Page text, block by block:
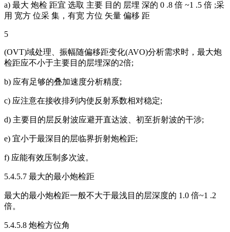
a) 最大 炮检 距宜 选取 主要 目的 层埋 深的 0 .8 倍 ~1 .5 倍 ;采
用 宽方 位采 集，有宽 方位 矢量 偏移 距
5
(OVT)域处理、振幅随偏移距变化(AVO)分析需求时，最大炮
检距应不小于主要目的层埋深的2倍;
b) 应有足够的叠加速度分析精度;
c) 应注意在接收排列内使反射系数相对稳定;
d) 主要目的层反射波应避开直达波、初至折射波的干涉;
e) 宜小于最深目的层临界折射炮检距;
f) 应能有效压制多次波。
5.4.5.7 最大的最小炮检距
最大的最小炮检距一般不大于最浅目的层深度的 1.0 倍~1 .2
倍。
5.4.5.8 炮检方位角